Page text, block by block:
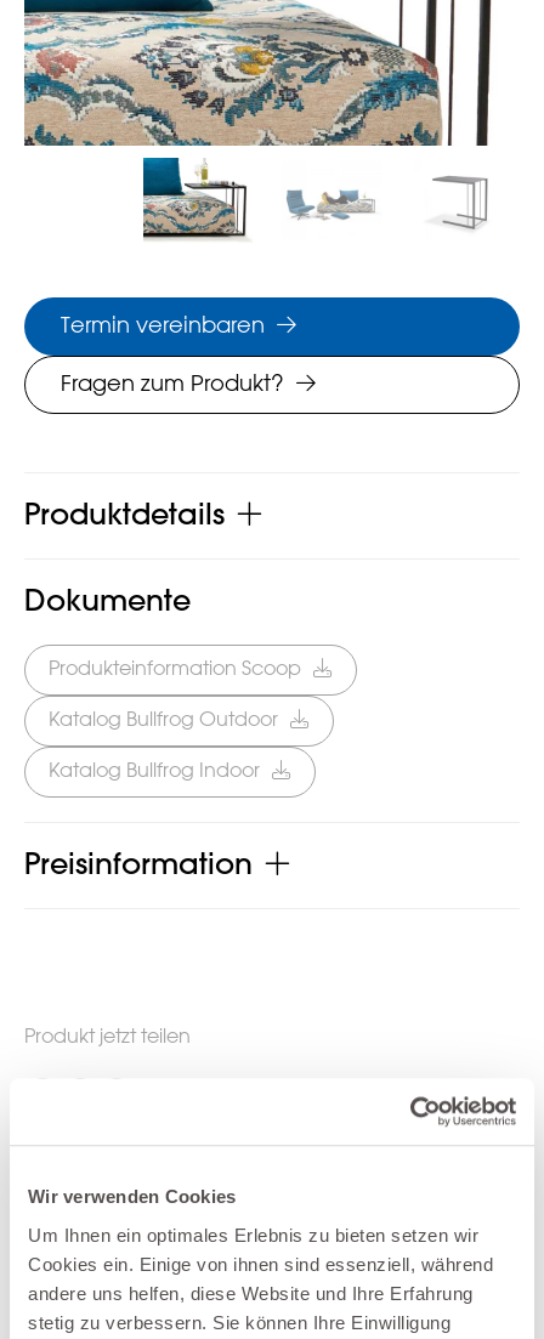
Wir verwenden Cookies
Um Ihnen ein optimales Erlebnis zu bieten setzen wir
Cookies ein. Einige von ihnen sind essenziell, während
andere uns helfen, diese Website und Ihre Erfahrung
stetig zu verbessern. Sie können Ihre Einwilligung
Termin vereinbaren
Fragen zum Produkt?
Produktdetails
Dokumente
Produkteinformation Scoop
Katalog Bullfrog Outdoor
Katalog Bullfrog Indoor
Preisinformation
Produkt jetzt teilen
Weitere Produkte der Kategorie Garten-
Beistelltische
Top Seller